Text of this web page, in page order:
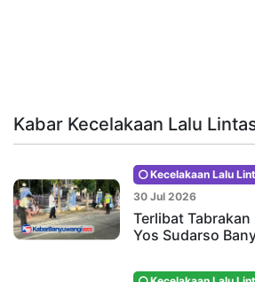
Kabar Kecelakaan Lalu
Kecelakaan Lalu
30 Jul 2026
Terlibat
Yos Sudarso